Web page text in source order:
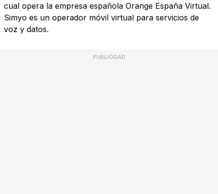
cual opera la empresa española Orange España Virtual.
Simyo es un operador móvil virtual para servicios de
voz y datos.
PUBLICIDAD